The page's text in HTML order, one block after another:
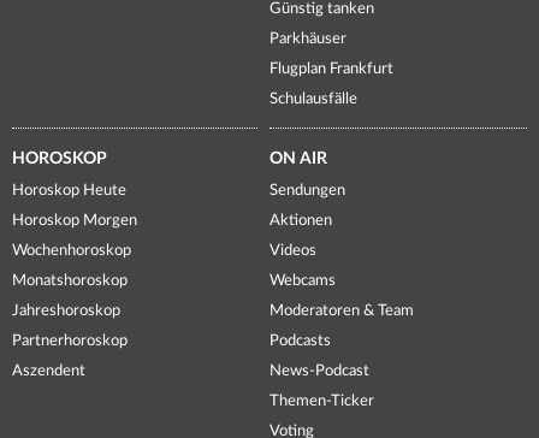
Günstig tanken
Parkhäuser
Flugplan Frankfurt
Schulausfälle
HOROSKOP
Horoskop Heute
Horoskop Morgen
Wochenhoroskop
Monatshoroskop
Jahreshoroskop
Partnerhoroskop
Aszendent
ON AIR
Sendungen
Aktionen
Videos
Webcams
Moderatoren & Team
Podcasts
News-Podcast
Themen-Ticker
Voting